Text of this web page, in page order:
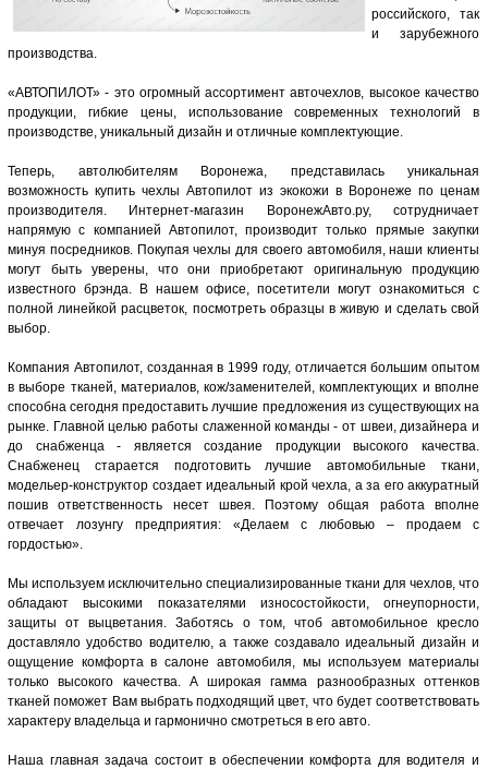
российского, так
и зарубежного
производства.
«АВТОПИЛОТ» - это огромный ассортимент авточехлов, высокое качество
продукции, гибкие цены, использование современных технологий в
производстве, уникальный дизайн и отличные комплектующие.
Теперь, автолюбителям Воронежа, представилась уникальная
возможность купить чехлы Автопилот из экокожи в Воронеже по ценам
производителя. Интернет-магазин ВоронежАвто.ру, сотрудничает
напрямую с компанией Автопилот, производит только прямые закупки
минуя посредников. Покупая чехлы для своего автомобиля, наши клиенты
могут быть уверены, что они приобретают оригинальную продукцию
известного брэнда. В нашем офисе, посетители могут ознакомиться с
полной линейкой расцветок, посмотреть образцы в живую и сделать свой
выбор.
Компания Автопилот, созданная в 1999 году, отличается большим опытом
в выборе тканей, материалов, кож/заменителей, комплектующих и вполне
способна сегодня предоставить лучшие предложения из существующих на
рынке. Главной целью работы слаженной команды - от швеи, дизайнера и
до снабженца - является создание продукции высокого качества.
Снабженец старается подготовить лучшие автомобильные ткани,
модельер-конструктор создает идеальный крой чехла, а за его аккуратный
пошив ответственность несет швея. Поэтому общая работа вполне
отвечает лозунгу предприятия: «Делаем с любовью – продаем с
гордостью».
Мы используем исключительно специализированные ткани для чехлов, что
обладают высокими показателями износостойкости, огнеупорности,
защиты от выцветания. Заботясь о том, чтоб автомобильное кресло
доставляло удобство водителю, а также создавало идеальный дизайн и
ощущение комфорта в салоне автомобиля, мы используем материалы
только высокого качества. А широкая гамма разнообразных оттенков
тканей поможет Вам выбрать подходящий цвет, что будет соответствовать
характеру владельца и гармонично смотреться в его авто.
Наша главная задача состоит в обеспечении комфорта для водителя и